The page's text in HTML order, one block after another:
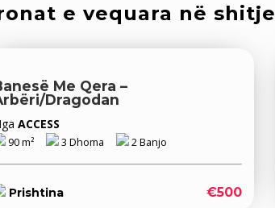
e vequara në shitje
Me Qera –
Dragodan
ACCESS
90 m² 3 Dhoma 2 Banjo
Prishtina €500